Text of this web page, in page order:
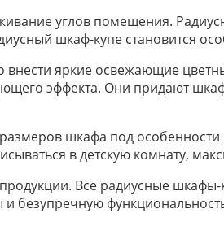
углов помещения.
шкаф-купе становится
яркие освежающие
эффекта. Они придают
шкафа под
в детскую комнату,
Все радиусные шкафы-
безупречную